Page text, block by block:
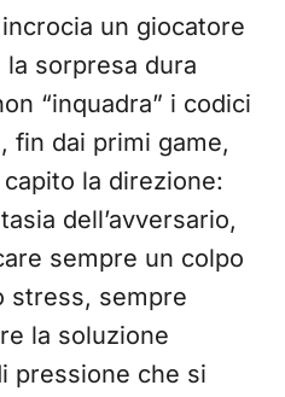
un giocatore
la sorpresa dura
“inquadra” i codici
fin dai primi game,
la direzione:
dell’avversario,
sempre un colpo
stress, sempre
la soluzione
pressione che si